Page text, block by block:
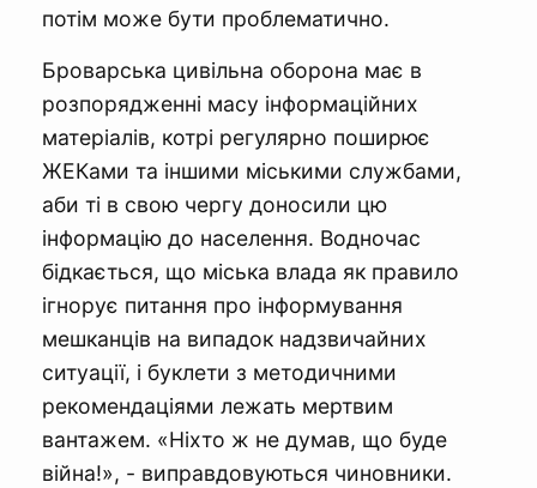
потім може бути проблематично.
Броварська цивільна оборона має в
розпорядженні масу інформаційних
матеріалів, котрі регулярно поширює
ЖЕКами та іншими міськими службами,
аби ті в свою чергу доносили цю
інформацію до населення. Водночас
бідкається, що міська влада як правило
ігнорує питання про інформування
мешканців на випадок надзвичайних
ситуації, і буклети з методичними
рекомендаціями лежать мертвим
вантажем. «Ніхто ж не думав, що буде
війна!», - виправдовуються чиновники.